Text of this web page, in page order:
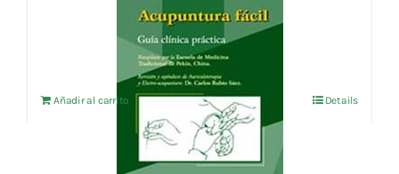
ACUPUNTURA FACIL
Añadir al carrito Details